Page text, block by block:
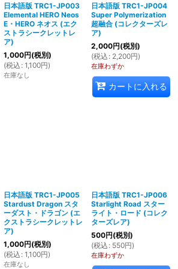
日本語版 TRC1-JP003
Elemental HERO Neos
E・HERO ネオス (エク
ストラシークレットレ
ア)
1,000円(税別)
(税込 : 1,100円)
在庫なし
日本語版 TRC1-JP004
Super Polymerization
超融合 (コレクターズレ
ア)
2,000円(税別)
(税込 : 2,200円)
在庫わずか
カートに入れる
日本語版 TRC1-JP005
Stardust Dragon スタ
ーダスト・ドラゴン (エ
クストラシークレットレ
ア)
1,000円(税別)
(税込 : 1,100円)
在庫なし
日本語版 TRC1-JP006
Starlight Road スター
ライト・ロード (コレク
ターズレア)
500円(税別)
(税込 : 550円)
在庫わずか